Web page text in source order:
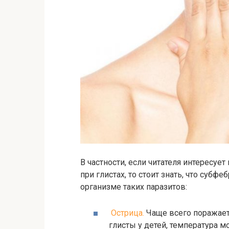
В частности, если читателя
при глистах, то стоит знать, что
организме таких паразитов:
Острица. Чаще всего
глисты у детей, температура